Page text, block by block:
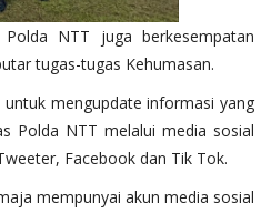
NTT juga berkesempatan
tugas-tugas Kehumasan.
mengupdate informasi yang
Polda NTT melalui media sosial
Facebook dan Tik Tok.
mempunyai akun media sosial